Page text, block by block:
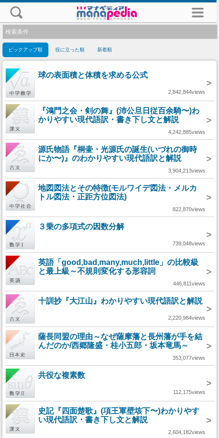
検索条件
ピックアップ順 役に立った順 新着順
球の表面積と体積を求める公式
>
2,842,844views
『鴻門之会・剣の舞』(沛公旦日従百余騎〜)わ
かりやすい現代語訳・書き下し文と解説
>
4,242,885views
源氏物語『桐壷・光源氏の誕生(いづれの御時
にか〜)』のわかりやすい現代語訳と解説
>
3,904,213views
地図図法とその特徴(モルワイデ図法・メルカ
トル図法・正距方位図法)
>
822,870views
３乗の多項式の因数分解
>
739,048views
英語「good,bad,many,much,little」の比較級
と最上級～不規則変化する形容詞
>
446,811views
十訓抄『大江山』わかりやすい現代語訳と解説
>
2,220,984views
薩長同盟の理由～なぜ薩摩藩と長州藩が手を結
んだのか/西郷隆盛・桂小五郎・坂本竜馬～
>
353,077views
共役な複素数
>
112,175views
史記『四面楚歌』(項王軍壁垓下〜)わかりやす
い現代語訳・書き下し文と解説
>
2,604,182views